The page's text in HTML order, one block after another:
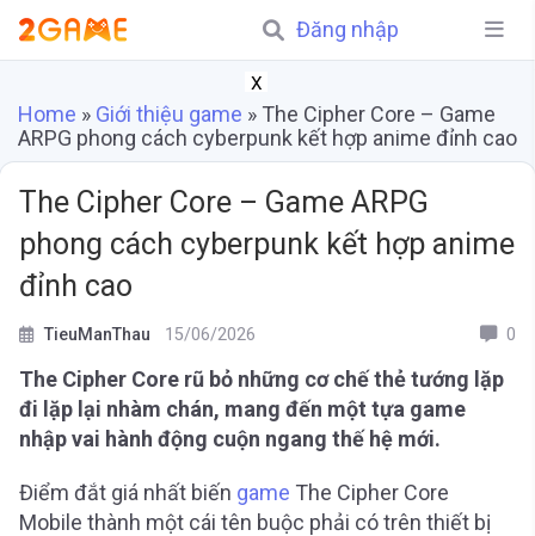
Đăng nhập
X
Home » Giới thiệu game » The Cipher Core – Game
ARPG phong cách cyberpunk kết hợp anime đỉnh cao
The Cipher Core – Game ARPG
phong cách cyberpunk kết hợp anime
đỉnh cao
TieuManThau 15/06/2026 0
The Cipher Core rũ bỏ những cơ chế thẻ tướng lặp
đi lặp lại nhàm chán, mang đến một tựa game
nhập vai hành động cuộn ngang thế hệ mới.
Điểm đắt giá nhất biến game The Cipher Core
Mobile thành một cái tên buộc phải có trên thiết bị